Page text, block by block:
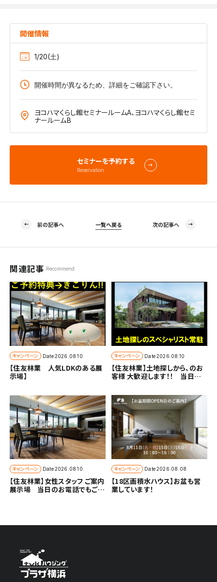
開催情報
1/20(土)
開催時間が異なるため、詳細をご確認下さい。
ヨコハマくらし館セミナールームA、ヨコハマくらし館セミ
ナールームB
セミナーを予約する
Reservation
前の記事へ 一覧へ戻る 次の記事へ
関連記事 Recommend
キャンペーン Date2026.08.10
【住友林業 人気LDKのある展
示場】
キャンペーン Date2026.08.10
【住友林業】土地探しから、のお
客様 大歓迎します！！ 当日の
キャンペーン Date2026.08.10
【住友林業】女性スタッフ ご案内
展示場 当日のお電話でもご予
キャンペーン Date2026.08.08
【18区画積水ハウス】お盆も営
業しています！